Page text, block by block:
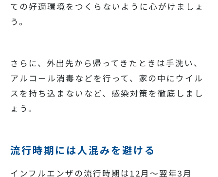
ての好適環境をつくらないように心がけましょ
う。
さらに、外出先から帰ってきたときは手洗い、
アルコール消毒などを行って、家の中にウイル
スを持ち込まないなど、感染対策を徹底しまし
ょう。
流行時期には人混みを避ける
インフルエンザの流行時期は12月～翌年3月